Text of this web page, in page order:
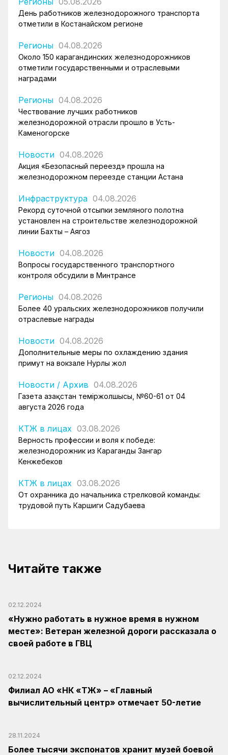
День работников железнодорожного транспорта
отметили в Костанайском регионе
Регионы 04.08.2026
Около 150 карагандинских железнодорожников
отметили государственными и отраслевыми
наградами
Регионы 04.08.2026
Чествование лучших работников
железнодорожной отрасли прошло в Усть-
Каменогорске
Новости 04.08.2026
Акция «Безопасный переезд» прошла на
железнодорожном переезде станции Астана
Инфраструктура 04.08.2026
Рекорд суточной отсыпки земляного полотна
установлен на строительстве железнодорожной
линии Бахты – Аягоз
Новости 04.08.2026
Вопросы государственного транспортного
контроля обсудили в Минтрансе
Регионы 04.08.2026
Более 40 уральских железнодорожников получили
отраслевые награды
Новости 04.08.2026
Дополнительные меры по охлаждению здания
примут на вокзале Нурлы жол
Новости / Архив 04.08.2026
Газета Қазақстан теміржолшысы, №60-61 от 04
августа 2026 года
КТЖ в лицах 03.08.2026
Верность профессии и воля к победе:
железнодорожник из Караганды Зангар
Кенжебеков
КТЖ в лицах 03.08.2026
От охранника до начальника стрелковой команды:
трудовой путь Каршиги Садубаева
Читайте также
02.12.2024
«Нужно работать в нужное время в нужном
месте»: Ветеран железной дороги рассказала о
своей работе в ГВЦ
02.12.2024
Филиал АО «НК «ҚТЖ» – «Главный
вычислительный центр» отмечает 50-летие
28.11.2024
Более тысячи экспонатов хранит музей боевой